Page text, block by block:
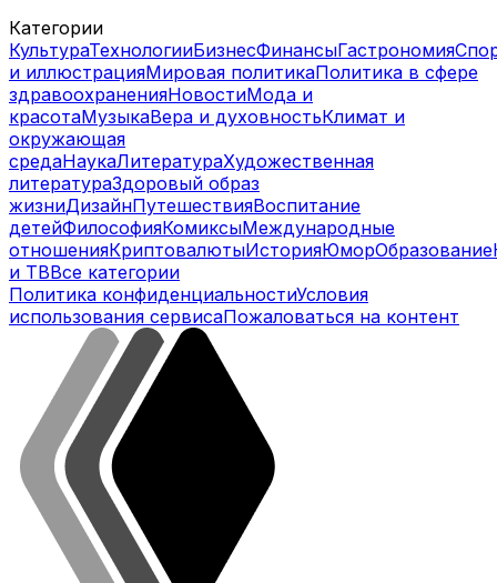
Категории
КультураТехнологииБизнесФинансыГастрономия
и иллюстрацияМировая политикаПолитика в сфере
здравоохраненияНовостиМода и
красотаМузыкаВера и духовностьКлимат и
окружающая
средаНаукаЛитератураХудожественная
литератураЗдоровый образ
жизниДизайнПутешествияВоспитание
детейФилософияКомиксыМеждународные
отношенияКриптовалютыИсторияЮморОбразование
и ТВВсе категории
Политика конфиденциальностиУсловия
использования сервисаПожаловаться на контент